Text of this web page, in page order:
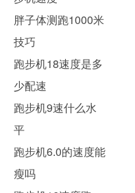
胖子体测跑1000米
技巧
跑步机18速度是多
少配速
跑步机9速什么水
平
跑步机6.0的速度能
瘦吗